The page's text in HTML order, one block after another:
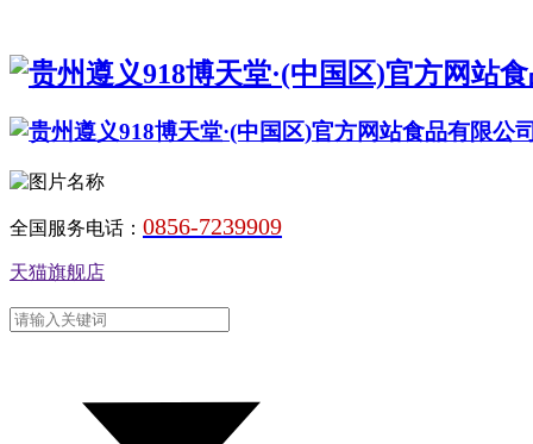
全国服务电话： 0856-7239909
天猫旗舰店